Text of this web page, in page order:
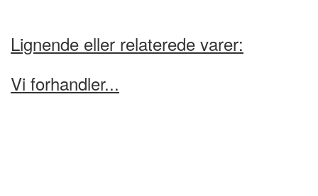
Lignende eller relaterede varer:
Vi forhandler...